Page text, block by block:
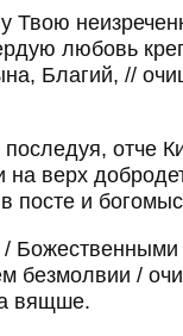
Твою
любовь
Благий, //
отче
на верх
посте и
/
безмолвии /
вящше.